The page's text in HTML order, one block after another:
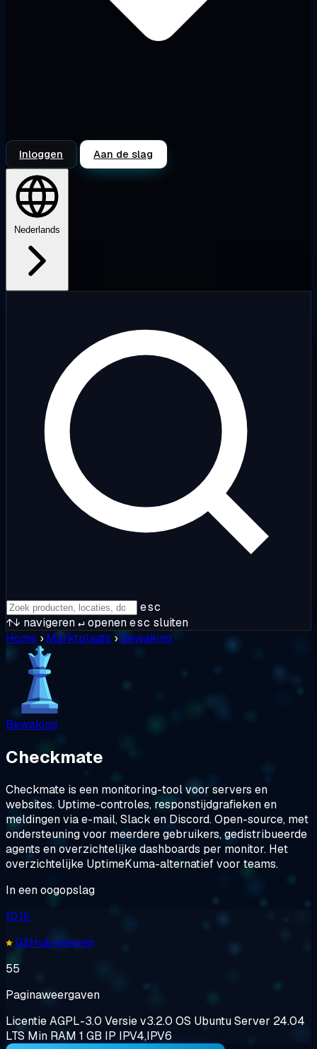
Inloggen Aan de slag
Nederlands
esc
↑↓ navigeren↵openenesc sluiten
Home › Marktplaats › Bewaking
Bewaking
Checkmate
Checkmate is een monitoring-tool voor servers en
websites. Uptime-controles, responstijdgrafieken en
meldingen via e-mail, Slack en Discord. Open-source, met
ondersteuning voor meerdere gebruikers, gedistribueerde
agents en overzichtelijke dashboards per monitor. Het
overzichtelijke UptimeKuma-alternatief voor teams.
In een oogopslag
10.1k
GitHub-sterren
55
Paginaweergaven
LicentieAGPL-3.0 Versiev3.2.0 OS Ubuntu Server 24.04
LTS Min RAM 1 GB IP IPV4,IPV6